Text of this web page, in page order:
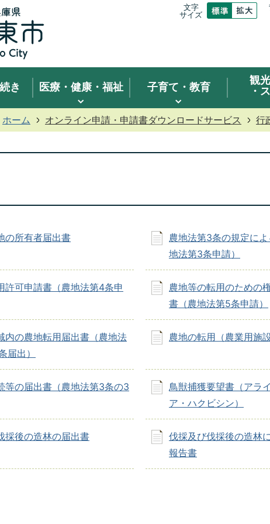
文字
サイズ
き 医療・健康・福祉 子育て・教育
観光
・
ホーム オンライン申請・申請書ダウンロードサービス 行
の所有者届出書
農地法第3条の規定に
地法第3条申請）
許可申請書（農地法第4条申
農地等の転用のための
書（農地法第5条申請）
内の農地転用届出書（農地法
届出）
農地の転用（農業用施
等の届出書（農地法第3条の3
鳥獣捕獲要望書（アラ
ア・ハクビシン）
採後の造林の届出書
伐採及び伐採後の造林
報告書